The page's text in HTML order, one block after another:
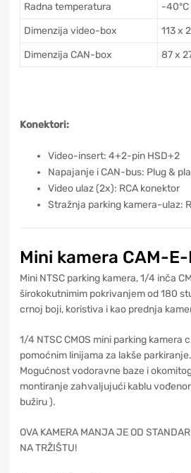
Radna temperatura
-40°C
Dimenzija video-box
113 x
Dimenzija CAN-box
87 x
Konektori:
Video-insert: 4+2-pin HSD+2
Napajanje i CAN-bus: Plug &
Video ulaz (2x): RCA konektor
Stražnja parking kamera-ulaz:
Mini kamera CAM-E-
Mini NTSC parking kamera, 1/4 inča
širokokutnimim pokrivanjem od 180
crnoj boji, koristiva i kao prednja
1/4 NTSC CMOS mini parking kamera
pomoćnim linijama za lakše parkiranje.
Mogućnost vodoravne baze i
montiranje zahvaljujući kablu
bužiru ).
OVA KAMERA MANJA JE OD
NA TRŽIŠTU!